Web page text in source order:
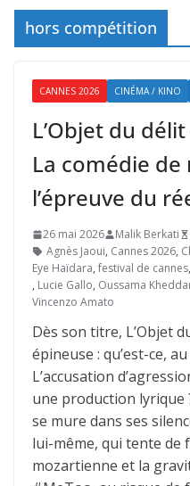
hors compétition
CANNES 2026 CINÉMA / KINO
L’Objet du délit
La comédie
l’épreuve du
26 mai 2026 Malik Berkati
Agnès Jaoui, Cannes 2026,
Eye Haïdara, festival de cannes,
, Lucie Gallo, Oussama
Vincenzo Amato
Dès son titre, L’Objet
épineuse : qu’est-ce,
L’accusation
une production lyrique
se mure dans ses
lui-même, qui tente de
mozartienne et la